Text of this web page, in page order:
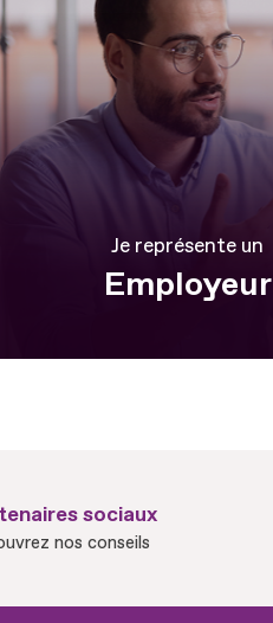
Je représente un
Employeur
sociaux
nos conseils